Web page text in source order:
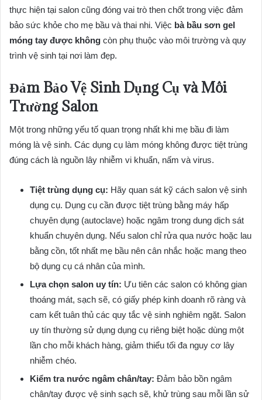
thực hiện tại salon cũng đóng vai trò then chốt trong việc đảm
bảo sức khỏe cho mẹ bầu và thai nhi. Việc bà bầu sơn gel
móng tay được không còn phụ thuộc vào môi trường và quy
trình vệ sinh tại nơi làm đẹp.
Đảm Bảo Vệ Sinh Dụng Cụ và Môi
Trường Salon
Một trong những yếu tố quan trọng nhất khi mẹ bầu đi làm
móng là vệ sinh. Các dụng cụ làm móng không được tiệt trùng
đúng cách là nguồn lây nhiễm vi khuẩn, nấm và virus.
Tiệt trùng dụng cụ: Hãy quan sát kỹ cách salon vệ sinh
dụng cụ. Dụng cụ cần được tiệt trùng bằng máy hấp
chuyên dụng (autoclave) hoặc ngâm trong dung dịch sát
khuẩn chuyên dụng. Nếu salon chỉ rửa qua nước hoặc lau
bằng cồn, tốt nhất mẹ bầu nên cân nhắc hoặc mang theo
bộ dụng cụ cá nhân của mình.
Lựa chọn salon uy tín: Ưu tiên các salon có không gian
thoáng mát, sạch sẽ, có giấy phép kinh doanh rõ ràng và
cam kết tuân thủ các quy tắc vệ sinh nghiêm ngặt. Salon
uy tín thường sử dụng dụng cụ riêng biệt hoặc dùng một
lần cho mỗi khách hàng, giảm thiểu tối đa nguy cơ lây
nhiễm chéo.
Kiểm tra nước ngâm chân/tay: Đảm bảo bồn ngâm
chân/tay được vệ sinh sạch sẽ, khử trùng sau mỗi lần sử